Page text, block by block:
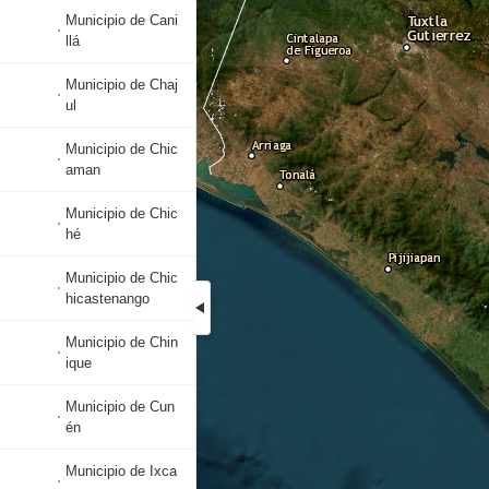
Municipio de Cani
llá
Municipio de Chaj
ul
Municipio de Chic
aman
Municipio de Chic
hé
Municipio de Chic
hicastenango
Municipio de Chin
ique
Municipio de Cun
én
Municipio de Ixca